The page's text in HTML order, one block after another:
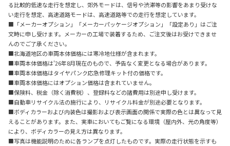
る比較的低速な走行を想定し、郊外モードは、信号や渋滞等の影響をあまり受けな
い走行を想定、高速道路モードは、高速道路等での走行を想定しています。
■「メーカーオプション」「メーカーパッケージオプション」「設定あり」はご注
文時に申し受けます。メーカーの工場で装着するため、ご注文後はお受けできませ
んのでご了承ください。
■北海道地区の車両本体価格には寒冷地仕様が含まれます。
■車両本体価格は'26年8月現在のもので、予告なく変更となる場合があります。
■車両本体価格はタイヤパンク応急修理キット付の価格です。
■車両本体価格にはオプション価格は含まれていません。
■保険料、税金（除く消費税）、登録料などの諸費用は別途申し受けます。
■自動車リサイクル法の施行により、リサイクル料金が別途必要となります。
■ボディカラーおよび内装色は撮影および表示画面の関係で実際の色とは異なって見
えることがあります。また、実車においてもご覧になる環境（屋内外、光の角度等）
により、ボディカラーの見え方は異なります。
■写真は機能説明のために各ランプを点灯したものです。実際の走行状態を示すも